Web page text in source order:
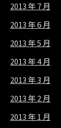
2013 年 7 月
2013 年 6 月
2013 年 5 月
2013 年 4 月
2013 年 3 月
2013 年 2 月
2013 年 1 月